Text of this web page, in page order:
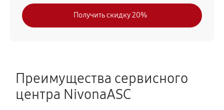
Замена модуля управления
NICR 756
720 руб 40 минут
Получить скидку 20%
Преимущества сервисного
центра NivonaASC